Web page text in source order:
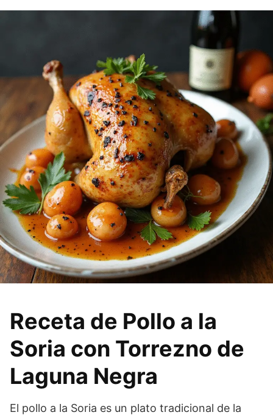
Receta de Pollo a la
Soria con Torrezno de
Laguna Negra
El pollo a la Soria es un plato tradicional de la